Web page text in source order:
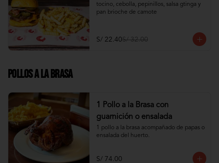
tocino, cebolla, pepinillos, salsa gtinga y
pan brioche de camote
S/ 22.40S/ 32.00
Pollos a la Brasa
1 Pollo a la Brasa con
guarnición o ensalada
1 pollo a la brasa acompañado de papas o
ensalada del huerto.
S/ 74.00